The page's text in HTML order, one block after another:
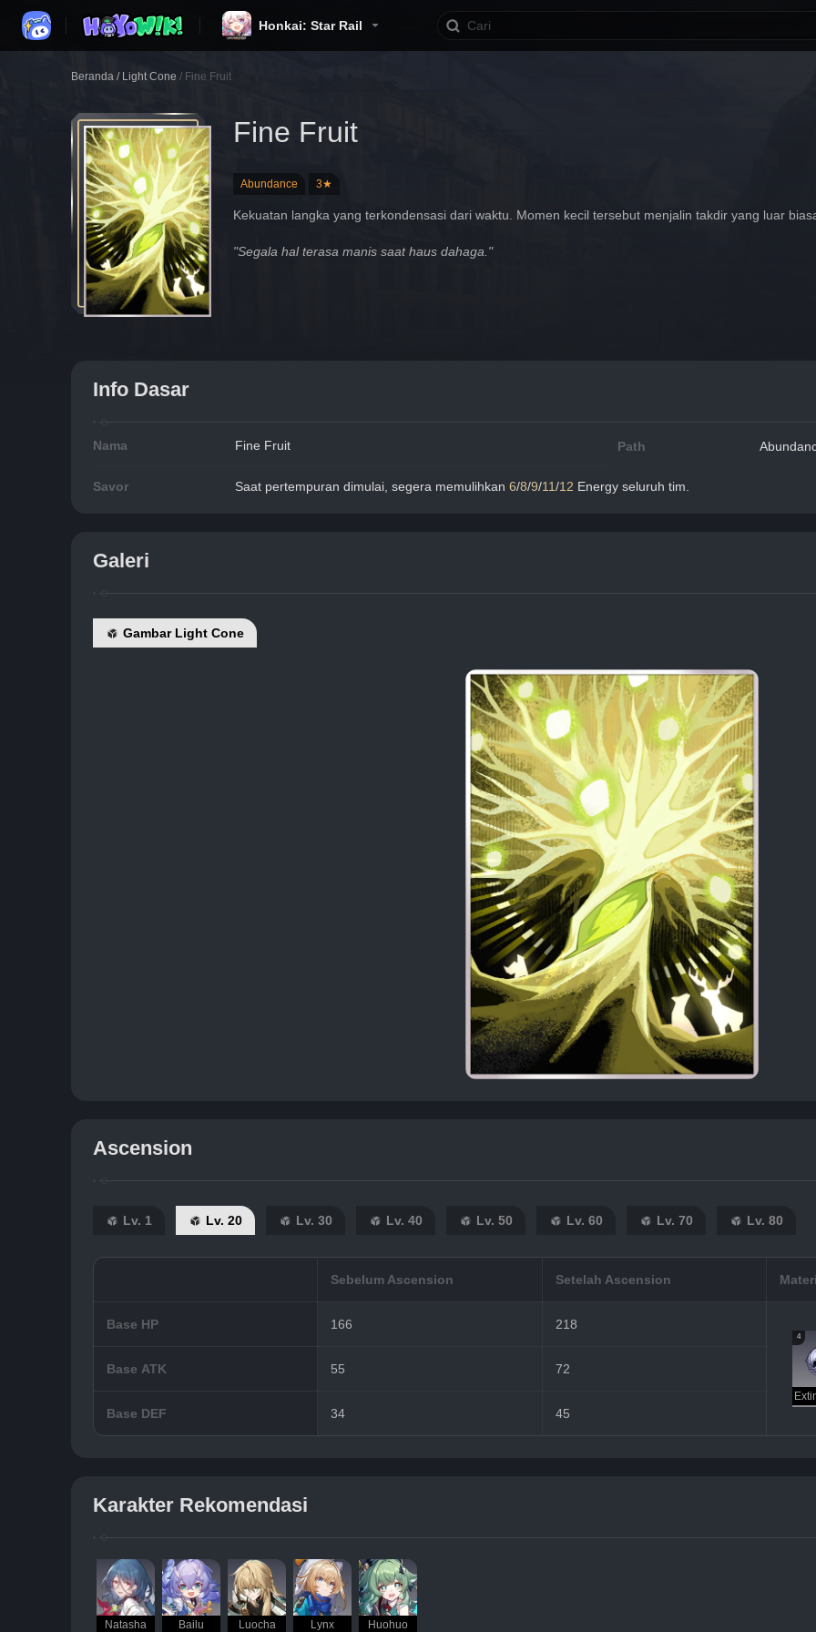
Honkai: Star Rail
Beranda / Light Cone / Fine Fruit
Fine Fruit
Abundance 3★
Kekuatan langka yang terkondensasi dari waktu. Momen kecil tersebut menjalin takdir yang luar
"Segala hal terasa manis saat haus dahaga."
Info Dasar
Nama Fine Fruit Path
Savor Saat pertempuran dimulai, segera memulihkan 6/8/9/11/12 Energy seluruh tim.
Galeri
Gambar Light Cone
Ascension
Lv. 1 Lv. 20 Lv. 30 Lv. 40 Lv. 50 Lv. 60 Lv. 70 Lv. 80
Sebelum Ascension Setelah Ascension
Base HP 166 218
4
Base ATK 55 72
Base DEF 34 45
Karakter Rekomendasi
Natasha Bailu Luocha Lynx Huohuo